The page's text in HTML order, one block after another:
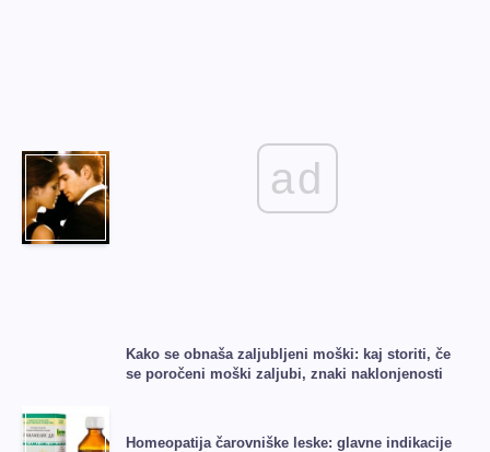
ad
Kako se obnaša zaljubljeni moški: kaj storiti, če
se poročeni moški zaljubi, znaki naklonjenosti
Homeopatija čarovniške leske: glavne indikacije